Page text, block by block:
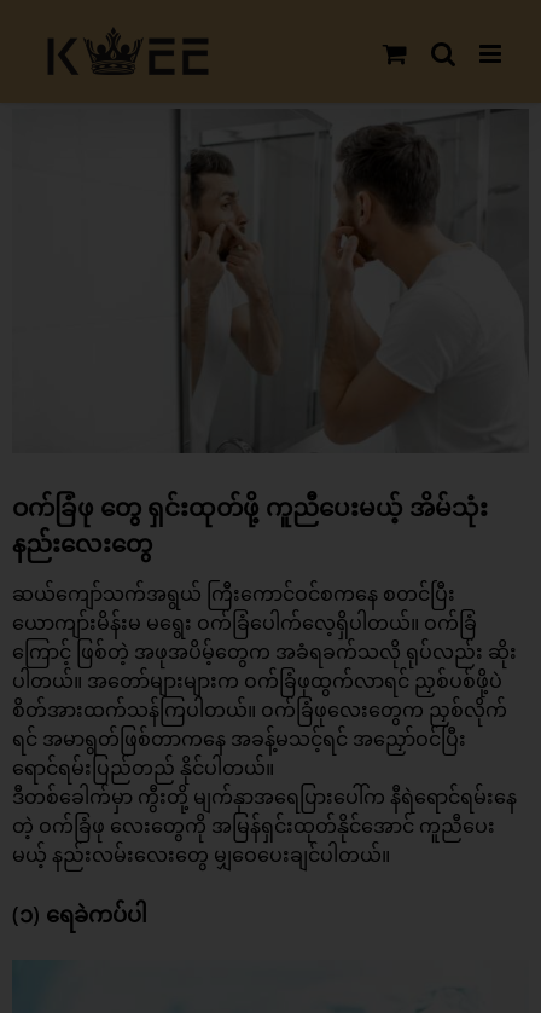
content
ဝက်ခြံဖု တွေ ရှင်းထုတ်ဖို့ ကူညီပေးမယ့် အိမ်သုံး
နည်းလေးတွေ
ဆယ်ကျော်သက်အရွယ် ကြီးကောင်ဝင်စကနေ စတင်ပြီး
ယောကျာ်းမိန်းမ မရွေး ဝက်ခြံပေါက်လေ့ရှိပါတယ်။ ဝက်ခြံ
ကြောင့် ဖြစ်တဲ့ အဖုအပိမ့်တွေက အခံရခက်သလို ရုပ်လည်း ဆိုး
ပါတယ်။ အတော်များများက ဝက်ခြံဖုထွက်လာရင် ညှစ်ပစ်ဖို့ပဲ
စိတ်အားထက်သန်ကြပါတယ်။ ဝက်ခြံဖုလေးတွေက ညှစ်လိုက်
ရင် အမာရွတ်ဖြစ်တာကနေ အခန့်မသင့်ရင် အညှော်ဝင်ပြီး
ရောင်ရမ်းပြည်တည် နိုင်ပါတယ်။
ဒီတစ်ခေါက်မှာ ကွီးတို့ မျက်နှာအရေပြားပေါ်က နီရဲရောင်ရမ်းနေ
တဲ့ ဝက်ခြံဖု လေးတွေကို အမြန်ရှင်းထုတ်နိုင်အောင် ကူညီပေး
မယ့် နည်းလမ်းလေးတွေ မျှဝေပေးချင်ပါတယ်။
(၁) ရေခဲကပ်ပါ